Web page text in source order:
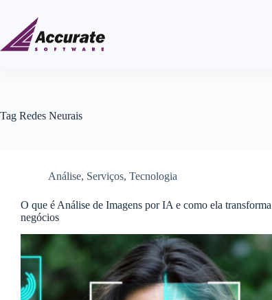
Tag Redes Neurais
Análise, Serviços, Tecnologia
O que é Análise de Imagens por IA e como ela transforma
negócios